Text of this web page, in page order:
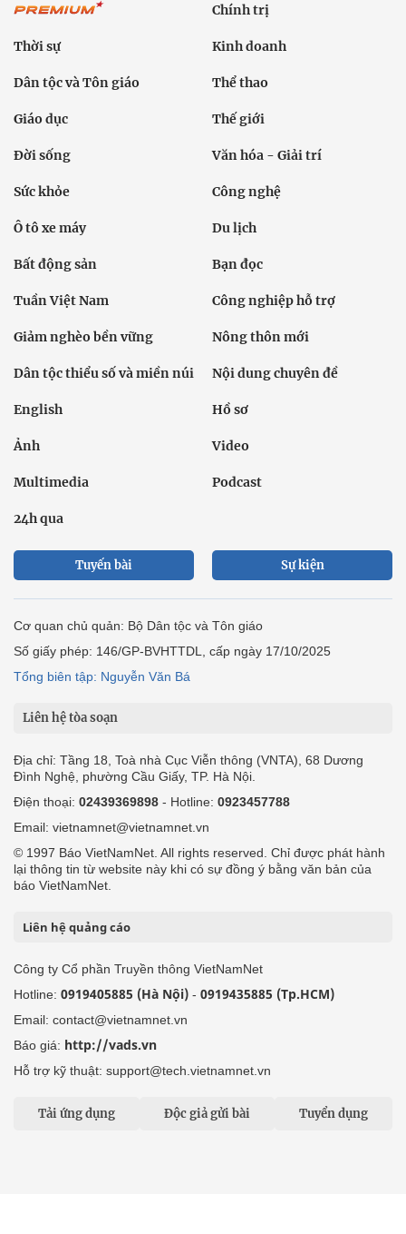
Chính trị
Thời sự Kinh doanh
Dân tộc và Tôn giáo Thể thao
Giáo dục Thế giới
Đời sống Văn hóa - Giải trí
Sức khỏe Công nghệ
Ô tô xe máy Du lịch
Bất động sản Bạn đọc
Tuần Việt Nam Công nghiệp hỗ trợ
Giảm nghèo bền vững Nông thôn mới
Dân tộc thiểu số và miền núi Nội dung chuyên đề
English Hồ sơ
Ảnh Video
Multimedia Podcast
24h qua
Tuyến bài Sự kiện
Cơ quan chủ quản: Bộ Dân tộc và Tôn giáo
Số giấy phép: 146/GP-BVHTTDL, cấp ngày 17/10/2025
Tổng biên tập: Nguyễn Văn Bá
Liên hệ tòa soạn
Địa chỉ: Tầng 18, Toà nhà Cục Viễn thông (VNTA), 68 Dương
Đình Nghệ, phường Cầu Giấy, TP. Hà Nội.
Điện thoại: 02439369898 - Hotline: 0923457788
Email: vietnamnet@vietnamnet.vn
© 1997 Báo VietNamNet. All rights reserved. Chỉ được phát hành
lại thông tin từ website này khi có sự đồng ý bằng văn bản của
báo VietNamNet.
Liên hệ quảng cáo
Công ty Cổ phần Truyền thông VietNamNet
Hotline: 0919405885 (Hà Nội) - 0919435885 (Tp.HCM)
Email: contact@vietnamnet.vn
Báo giá: http://vads.vn
Hỗ trợ kỹ thuật: support@tech.vietnamnet.vn
Tải ứng dụng Độc giả gửi bài Tuyển dụng